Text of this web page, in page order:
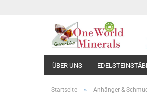
ÜBER UNS
Startseite » Anhänger &